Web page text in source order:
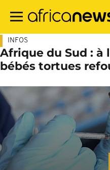
contenu
INFOS
Afrique du Sud : à
bébés tortues